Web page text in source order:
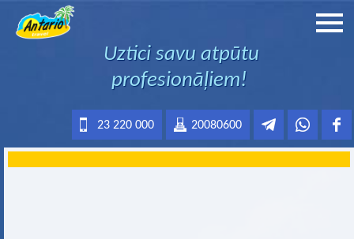
Uztici savu atpūtu
profesionāļiem!
20080600
23 220 000